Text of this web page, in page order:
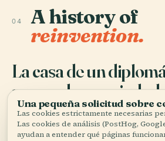
04 A history of
reinvention.
La casa de un
rumor de una ciudad
L a mayoría de los
Una pequeña solicitud sobre
Las cookies estrictamente necesarias
Las cookies de análisis (PostHog,
ayudan a entender qué páginas